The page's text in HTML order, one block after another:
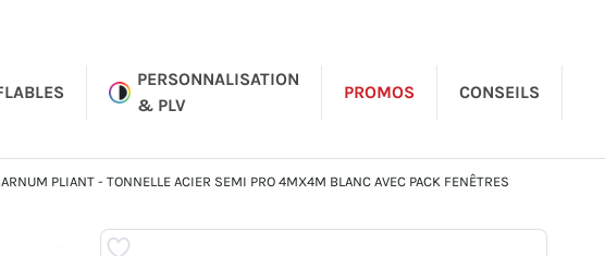
PERSONNALISATION
& PLV
PROMOS CONSEILS
PLIANT - TONNELLE ACIER SEMI PRO 4MX4M BLANC AVEC PACK FENÊTRES